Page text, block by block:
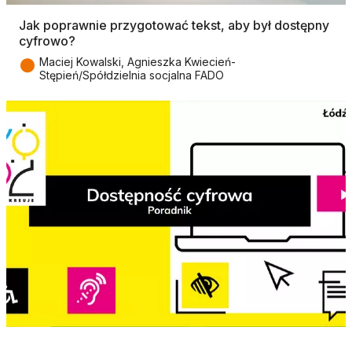
Jak poprawnie przygotować tekst, aby był dostępny
cyfrowo?
● Maciej Kowalski, Agnieszka Kwiecień-
Stępień/Spółdzielnia socjalna FADO